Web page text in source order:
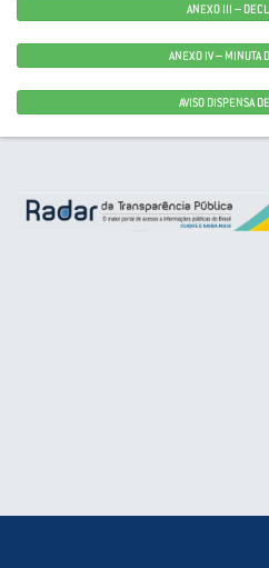
ANEXO III –
ANEXO IV – MINUTA
AVISO DISPENSA